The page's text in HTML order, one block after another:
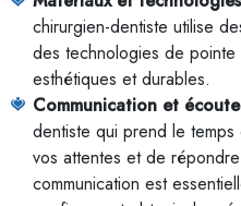
chirurgien-dentiste utilise
des technologies de
esthétiques et durables.
Communication et écoute
dentiste qui prend le
vos attentes et de
communication est